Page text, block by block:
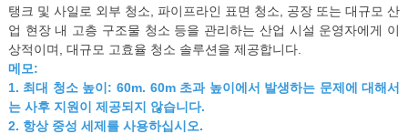
탱크 및 사일로 외부 청소, 파이프라인 표면 청소, 공장 또는 대규모 산
업 현장 내 고층 구조물 청소 등을 관리하는 산업 시설 운영자에게 이
상적이며, 대규모 고효율 청소 솔루션을 제공합니다.
메모:
1. 최대 청소 높이: 60m. 60m 초과 높이에서 발생하는 문제에 대해서
는 사후 지원이 제공되지 않습니다.
2. 항상 중성 세제를 사용하십시오.